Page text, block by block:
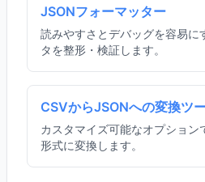
JSONフォーマッター
読みやすさとデバッグを容易に
タを整形・検証します。
CSVからJSONへの変換ツ
カスタマイズ可能なオプション
形式に変換します。